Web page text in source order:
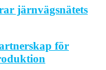
järnvägsnätets
för